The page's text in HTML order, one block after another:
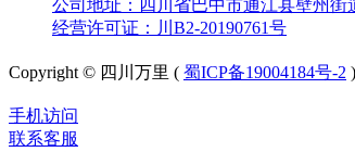
公司地址：四川省巴中市通江县壁州街
经营许可证：川B2-20190761号
Copyright © 四川万里 ( 蜀ICP备19004184号-2 )
手机访问
联系客服